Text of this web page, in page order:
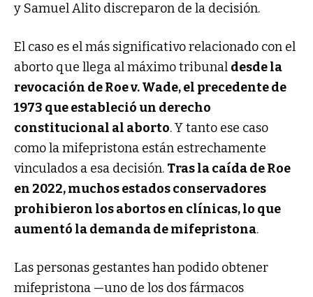
y Samuel Alito discreparon de la decisión.
El caso es el más significativo relacionado con el
aborto que llega al máximo tribunal desde la
revocación de Roe v. Wade, el precedente de
1973 que estableció un derecho
constitucional al aborto. Y tanto ese caso
como la mifepristona están estrechamente
vinculados a esa decisión. Tras la caída de Roe
en 2022, muchos estados conservadores
prohibieron los abortos en clínicas, lo que
aumentó la demanda de mifepristona.
Las personas gestantes han podido obtener
mifepristona —uno de los dos fármacos